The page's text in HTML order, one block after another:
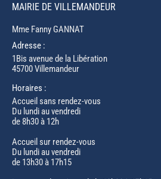
MAIRIE DE VILLEMANDEUR
Mme Fanny GANNAT
Adresse :
1Bis avenue de la Libération
45700 Villemandeur
Horaires :
Accueil sans rendez-vous
Du lundi au vendredi
de 8h30 à 12h
Accueil sur rendez-vous
Du lundi au vendredi
de 13h30 à 17h15